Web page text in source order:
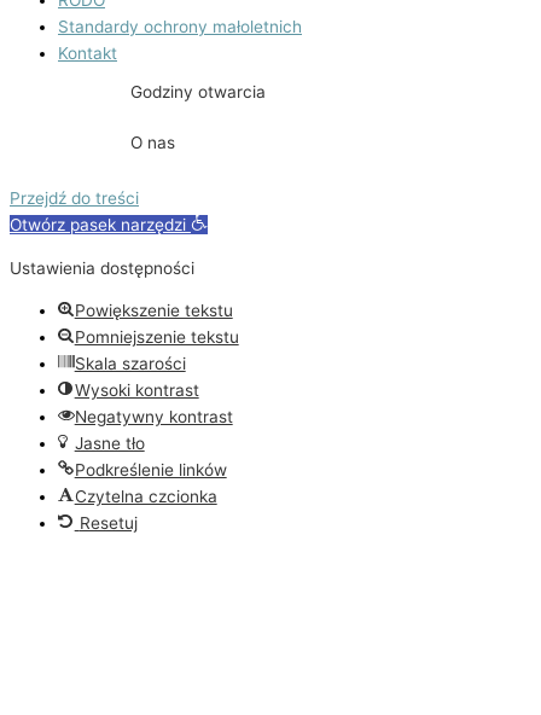
Standardy ochrony małoletnich
Kontakt
Godziny otwarcia
O nas
Przejdź do treści
Otwórz pasek narzędzi
Ustawienia dostępności
Powiększenie tekstu
Pomniejszenie tekstu
Skala szarości
Wysoki kontrast
Negatywny kontrast
Jasne tło
Podkreślenie linków
Czytelna czcionka
Resetuj